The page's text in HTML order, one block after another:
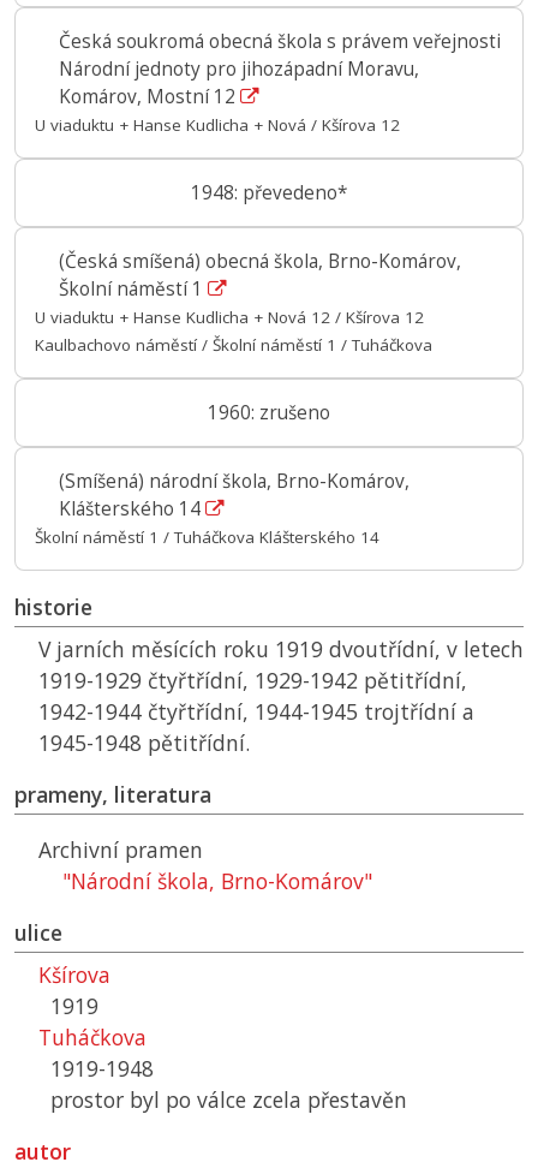
Česká soukromá obecná škola s právem veřejnosti
Národní jednoty pro jihozápadní Moravu,
Komárov, Mostní 12
U viaduktu + Hanse Kudlicha + Nová / Kšírova 12
1948: převedeno*
(Česká smíšená) obecná škola, Brno-Komárov,
Školní náměstí 1
U viaduktu + Hanse Kudlicha + Nová 12 / Kšírova 12
Kaulbachovo náměstí / Školní náměstí 1 / Tuháčkova
1960: zrušeno
(Smíšená) národní škola, Brno-Komárov,
Klášterského 14
Školní náměstí 1 / Tuháčkova Klášterského 14
historie
V jarních měsících roku 1919 dvoutřídní, v letech
1919-1929 čtyřtřídní, 1929-1942 pětitřídní,
1942-1944 čtyřtřídní, 1944-1945 trojtřídní a
1945-1948 pětitřídní.
prameny, literatura
Archivní pramen
"Národní škola, Brno-Komárov"
ulice
Kšírova
1919
Tuháčkova
1919-1948
prostor byl po válce zcela přestavěn
autor